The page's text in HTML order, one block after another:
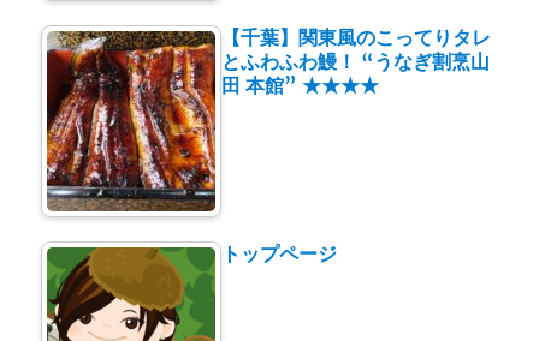
【千葉】関東風のこってりタレ
とふわふわ鰻！ “うなぎ割烹山
田 本館” ★★★★
トップページ